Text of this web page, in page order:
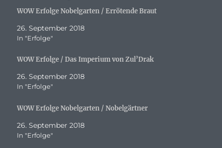
WOW Erfolge Nobelgarten / Errötende Braut
26. September 2018
In "Erfolge"
WOW Erfolge / Das Imperium von Zul’Drak
26. September 2018
In "Erfolge"
WOW Erfolge Nobelgarten / Nobelgärtner
26. September 2018
In "Erfolge"